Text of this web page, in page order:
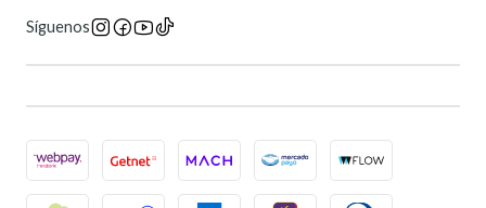
Síguenos